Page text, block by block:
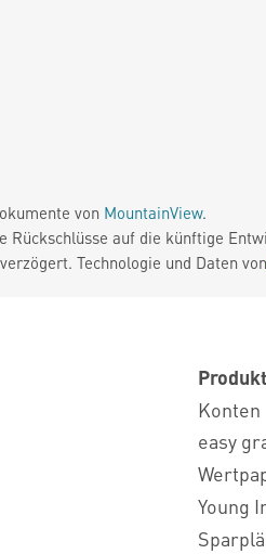
von MountainView.
Rückschlüsse auf die künftige
Technologie und Daten von
Konten
easy
Young